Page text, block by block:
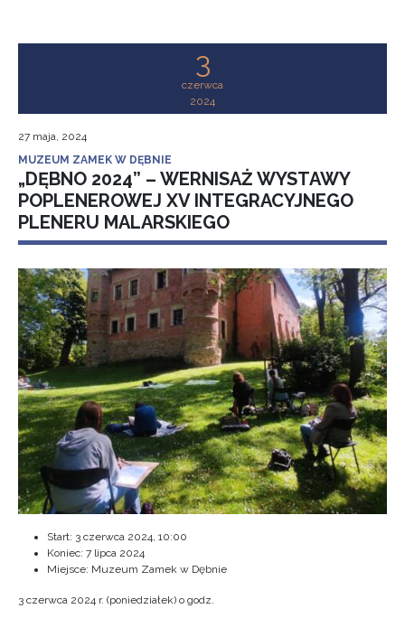
3
czerwca
2024
27 maja, 2024
MUZEUM ZAMEK W DĘBNIE
„DĘBNO 2024” – WERNISAŻ WYSTAWY
POPLENEROWEJ XV INTEGRACYJNEGO
PLENERU MALARSKIEGO
Start: 3 czerwca 2024, 10:00
Koniec: 7 lipca 2024
Miejsce: Muzeum Zamek w Dębnie
3 czerwca 2024 r. (poniedziałek) o godz.